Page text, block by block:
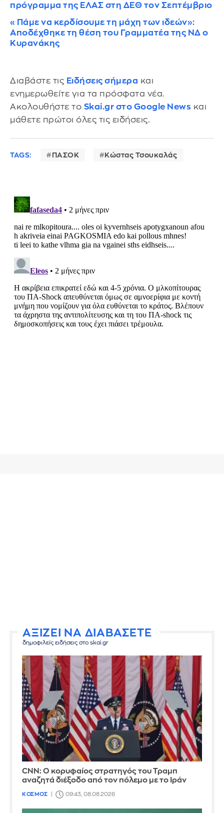
πρόγραμμα της ΕΛΑΣ στη ΔΕΘ τον Σεπτέμβριο
«Πάμε να κερδίσουμε τη μάχη των ιδεών»:
Αποδέχθηκε τη θέση του Γραμματέα της ΝΔ ο
Κυρανάκης
Διαβάστε τις Ειδήσεις σήμερα και
ενημερωθείτε για τα πρόσφατα νέα.
Ακολουθήστε το Skai.gr στο Google News και
μάθετε πρώτοι όλες τις ειδήσεις.
TAGS: ΠΑΣΟΚ Κώστας Τσουκαλάς
ΑΞΙΖΕΙ ΝΑ ΔΙΑΒΑΣΕΤΕ
δημοφιλείς ειδήσεις στο skai.gr
CNN: Ο κορυφαίος στρατηγός του Τραμπ
αναζητά διέξοδο από τον πόλεμο με το Ιράν
ΚΟΣΜΟΣ 09:43, 08.08.2026